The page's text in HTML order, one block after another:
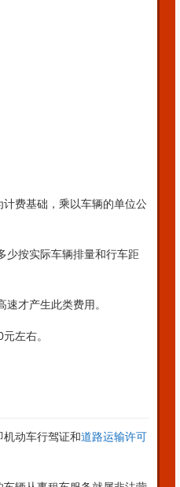
费基础，乘以车辆的单位公
少按实际车辆排量和行车距
才产生此类费用。
元左右。
动车行驾证和道路运输许可